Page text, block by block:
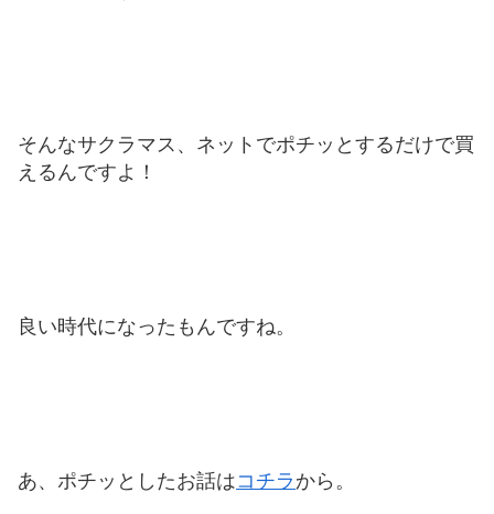
そんなサクラマス、ネットでポチッとするだけで買
えるんですよ！
良い時代になったもんですね。
あ、ポチッとしたお話はコチラ から。